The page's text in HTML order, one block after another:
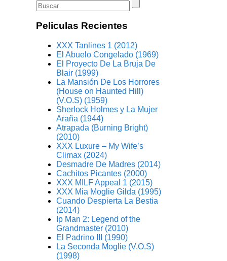
Peliculas Recientes
XXX Tanlines 1 (2012)
El Abuelo Congelado (1969)
El Proyecto De La Bruja De
Blair (1999)
La Mansión De Los Horrores
(House on Haunted Hill)
(V.O.S) (1959)
Sherlock Holmes y La Mujer
Araña (1944)
Atrapada (Burning Bright)
(2010)
XXX Luxure – My Wife’s
Climax (2024)
Desmadre De Madres (2014)
Cachitos Picantes (2000)
XXX MILF Appeal 1 (2015)
XXX Mia Moglie Gilda (1995)
Cuando Despierta La Bestia
(2014)
Ip Man 2: Legend of the
Grandmaster (2010)
El Padrino III (1990)
La Seconda Moglie (V.O.S)
(1998)